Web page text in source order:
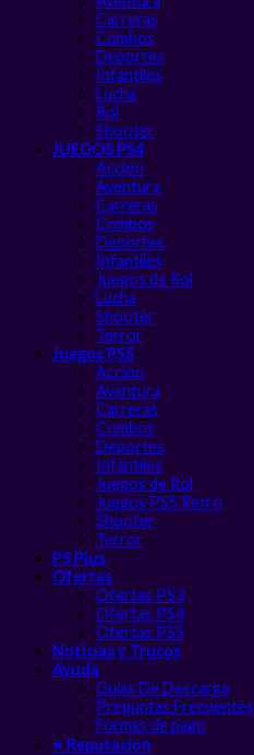
Carreras
Combos
Deportes
Infantiles
Lucha
Rol
Shooter
JUEGOS PS4
Accion
Aventura
Carreras
Combos
Deportes
Infantiles
Juegos de Rol
Lucha
Shooter
Terror
Juegos PS5
Accion
Aventura
Carreras
Combos
Deportes
Infantiles
Juegos de Rol
Juegos PS5 Retro
Shooter
Terror
PS Plus
Ofertas
Ofertas PS3
Ofertas PS4
Ofertas PS5
Noticias y Trucos
Ayuda
Guias De Descarga
Preguntas Frecuentes
Formas de pago
⭐ Reputacion